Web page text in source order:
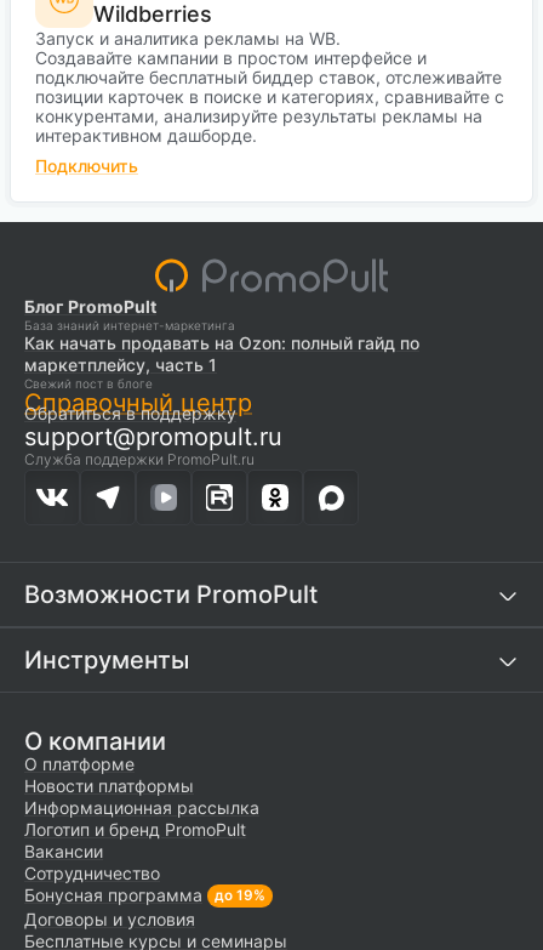
Wildberries
Запуск и аналитика рекламы на WB.
Создавайте кампании в простом интерфейсе и
подключайте бесплатный биддер ставок, отслеживайте
позиции карточек в поиске и категориях, сравнивайте с
конкурентами, анализируйте результаты рекламы на
интерактивном дашборде.
Подключить
Блог PromoPult
База знаний интернет-маркетинга
Как начать продавать на Ozon: полный гайд по
маркетплейсу, часть 1
Свежий пост в блоге
Справочный центр
Обратиться в поддержку
support@promopult.ru
Служба поддержки PromoPult.ru
Возможности PromoPult
Инструменты
О компании
О платформе
Новости платформы
Информационная рассылка
Логотип и бренд PromoPult
Вакансии
Сотрудничество
Бонусная программа
до 19%
Договоры и условия
Бесплатные курсы и семинары